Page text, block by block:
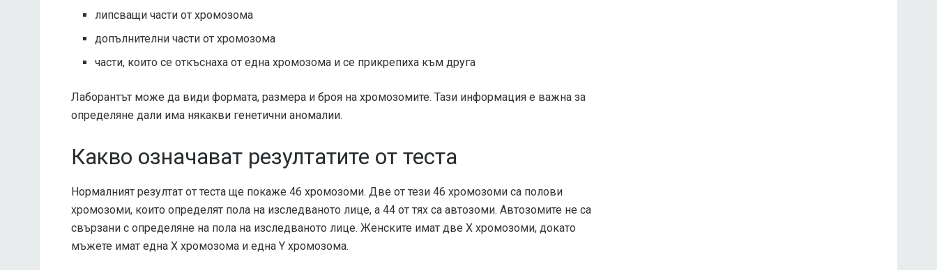
липсващи части от хромозома
допълнителни части от хромозома
части, които се откъснаха от една хромозома и се прикрепиха към друга
Лаборантът може да види формата, размера и броя на хромозомите. Тази информация е важна за
определяне дали има някакви генетични аномалии.
Какво означават резултатите от теста
Нормалният резултат от теста ще покаже 46 хромозоми. Две от тези 46 хромозоми са полови
хромозоми, които определят пола на изследваното лице, а 44 от тях са автозоми. Автозомите не са
свързани с определяне на пола на изследваното лице. Женските имат две Х хромозоми, докато
мъжете имат една Х хромозома и една Y хромозома.